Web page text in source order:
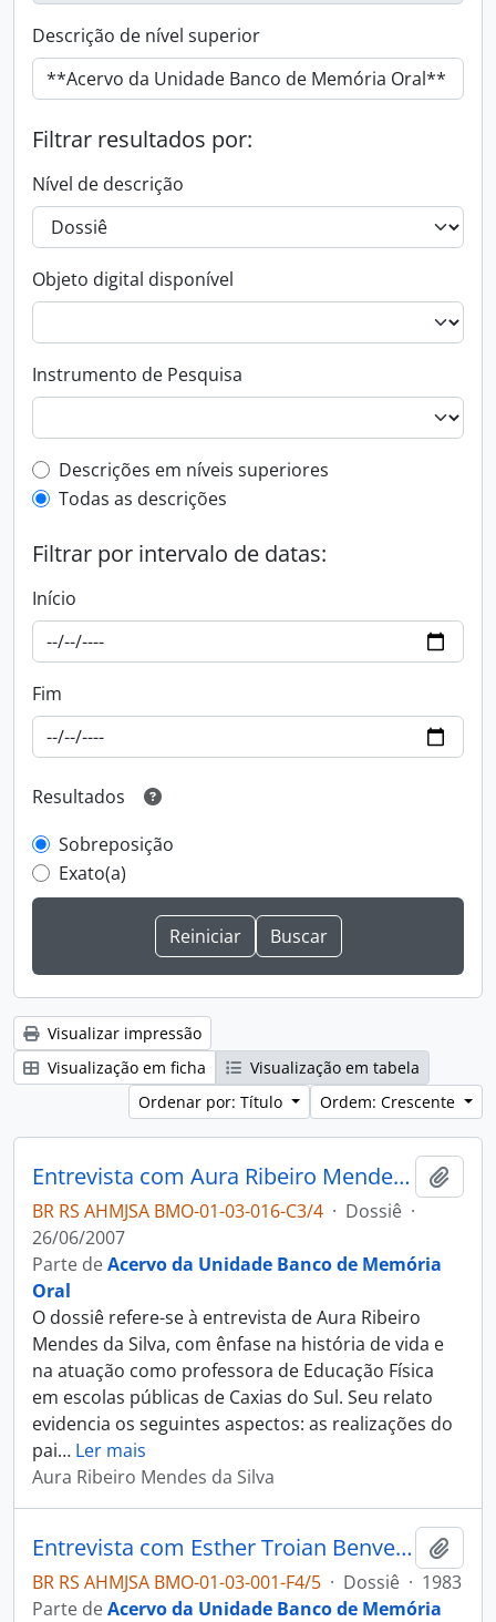
Descrição de nível superior
Filtrar resultados por:
Nível de descrição
Objeto digital disponível
Instrumento de Pesquisa
Filtro de descrição de nível superior
Descrições em níveis superiores
Todas as descrições
Filtrar por intervalo de datas:
Início
Fim
Resultados
Sobreposição
Exato(a)
Visualizar impressão
Visualização em ficha
Visualização em tabela
Ordenar por: Título
Ordem: Crescente
Entrevista com Aura Ribeiro Mendes da Silva
BR RS AHMJSA BMO-01-03-016-C3/4 · Dossiê ·
26/06/2007
Parte deAcervo da Unidade Banco de Memória
Oral
O dossiê refere-se à entrevista de Aura Ribeiro
Mendes da Silva, com ênfase na história de vida e
na atuação como professora de Educação Física
em escolas públicas de Caxias do Sul. Seu relato
evidencia os seguintes aspectos: as realizações do
pai… Ler mais
Aura Ribeiro Mendes da Silva
Entrevista com Esther Troian Benvenutti
BR RS AHMJSA BMO-01-03-001-F4/5 · Dossiê · 1983
Parte deAcervo da Unidade Banco de Memória